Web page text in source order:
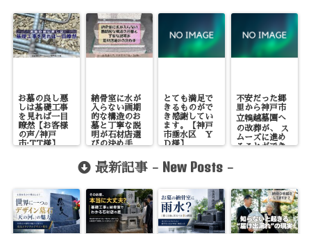
お墓の良し悪
しは基礎工事
を見れば一目
瞭然【お客様
の声/神戸
市:TT様】
納骨室に水が
入らない画期
的な構造のお
墓と丁寧な説
明が石材店選
びの決め手
兵庫県神戸
市:TK様】
とても満足で
きるものがで
き感謝してい
ます。【神戸
市垂水区 Ｙ
Ｄ様】
不安だった郷
里から神戸市
立鵯越墓園へ
の改葬が、 ス
ムーズに進め
ることができ
最新記事 - New Posts -